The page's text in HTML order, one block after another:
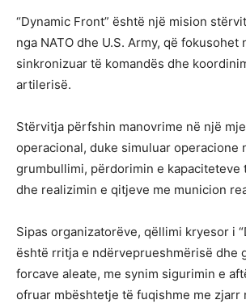
“Dynamic Front” është një mision
nga NATO dhe U.S. Army, që fokusohet
sinkronizuar të komandës dhe
artilerisë.
Stërvitja përfshin manovrime në një
operacional, duke simuluar operacione
grumbullimi, përdorimin e kapaciteteve
dhe realizimin e qitjeve me municion
Sipas organizatorëve, qëllimi kryesor i
është rritja e ndërveprueshmërisë dhe
forcave aleate, me synim sigurimin e
ofruar mbështetje të fuqishme me zjarr